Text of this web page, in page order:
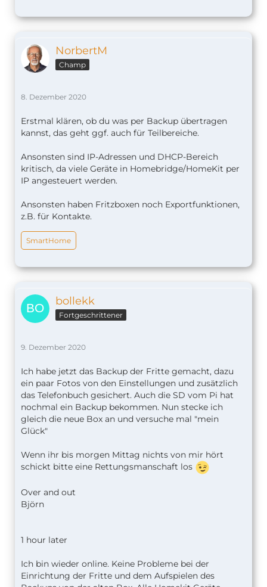
NorbertM
Champ
8. Dezember 2020
Erstmal klären, ob du was per Backup übertragen
kannst, das geht ggf. auch für Teilbereiche.
Ansonsten sind IP-Adressen und DHCP-Bereich
kritisch, da viele Geräte in Homebridge/HomeKit per
IP angesteuert werden.
Ansonsten haben Fritzboxen noch Exportfunktionen,
z.B. für Kontakte.
SmartHome
bollekk
Fortgeschrittener
9. Dezember 2020
Ich habe jetzt das Backup der Fritte gemacht, dazu
ein paar Fotos von den Einstellungen und zusätzlich
das Telefonbuch gesichert. Auch die SD vom Pi hat
nochmal ein Backup bekommen. Nun stecke ich
gleich die neue Box an und versuche mal "mein
Glück"
Wenn ihr bis morgen Mittag nichts von mir hört
schickt bitte eine Rettungsmanschaft los
Over and out
Björn
1 hour later
Ich bin wieder online. Keine Probleme bei der
Einrichtung der Fritte und dem Aufspielen des